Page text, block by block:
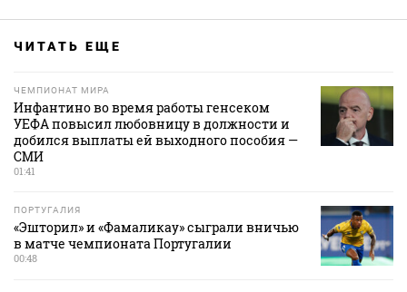
ЧИТАТЬ ЕЩЕ
ЧЕМПИОНАТ МИРА
Инфантино во время работы генсеком
УЕФА повысил любовницу в должности и
добился выплаты ей выходного пособия —
СМИ
01:41
ПОРТУГАЛИЯ
«Эшторил» и «Фамаликау» сыграли вничью
в матче чемпионата Португалии
00:48